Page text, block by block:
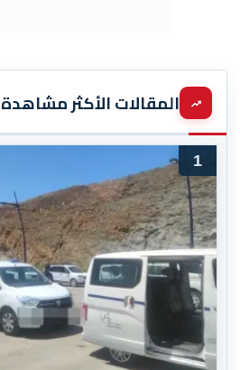
المقالات الأكثر مشاهدة
1